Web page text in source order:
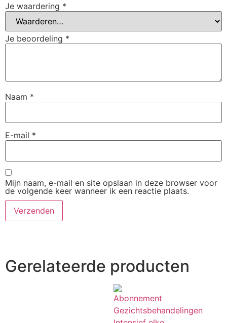
Je waardering *
Je beoordeling *
Naam *
E-mail *
Mijn naam, e-mail en site opslaan in deze browser voor
de volgende keer wanneer ik een reactie plaats.
Gerelateerde producten